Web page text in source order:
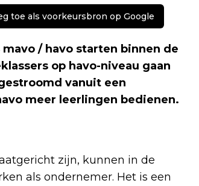
toe als voorkeursbron op Google
/ havo starten binnen de
op havo-niveau gaan
vanuit een
meer leerlingen bedienen.
zijn, kunnen in de
als ondernemer. Het is een